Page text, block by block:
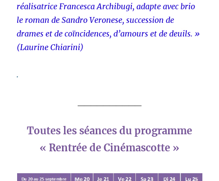
réalisatrice Francesca Archibugi, adapte avec brio
le roman de Sandro Veronese, succession de
drames et de coïncidences, d’amours et de deuils. »
(Laurine Chiarini)
.
Toutes les séances du programme
« Rentrée de Cinémascotte »